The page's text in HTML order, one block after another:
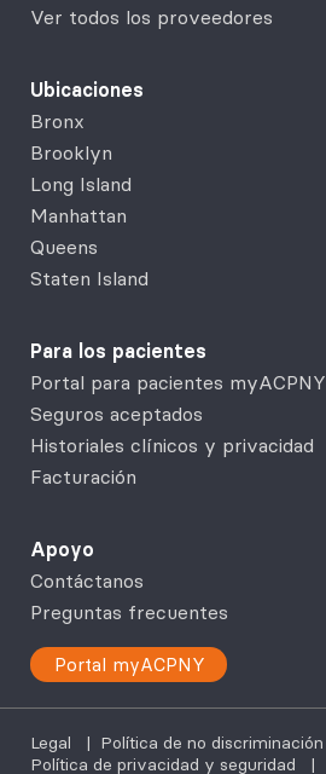
Ver todos los proveedores
Ubicaciones
Bronx
Brooklyn
Long Island
Manhattan
Queens
Staten Island
Para los pacientes
Portal para pacientes myACPNY
Seguros aceptados
Historiales clínicos y privacidad
Facturación
Apoyo
Contáctanos
Preguntas frecuentes
Portal myACPNY
Legal | Política de no discriminación
Política de privacidad y seguridad
|